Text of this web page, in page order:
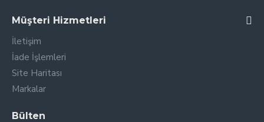
Müşteri Hizmetleri
İletişim
İade İşlemleri
Site Haritası
Markalar
Bülten